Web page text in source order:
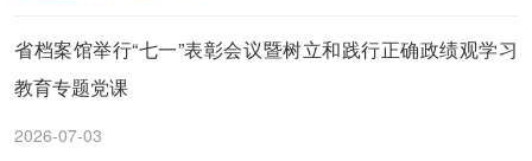
省档案馆举行“七一”表彰会议暨树立和践行正确政绩观学习
教育专题党课
2026-07-03